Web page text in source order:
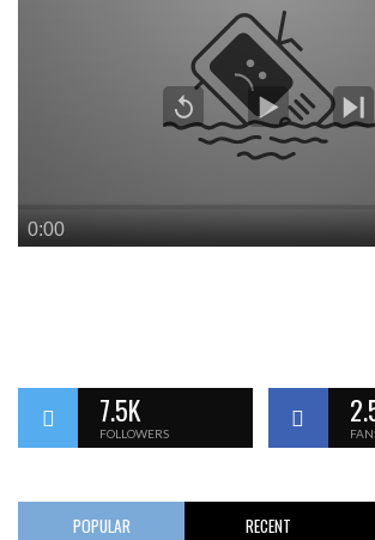
7.5K
FOLLOWERS
POPULAR RECENT